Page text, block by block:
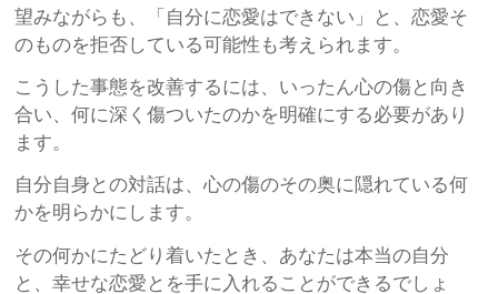
望みながらも、「自分に恋愛はできない」と、恋愛そ
のものを拒否している可能性も考えられます。
こうした事態を改善するには、いったん心の傷と向き
合い、何に深く傷ついたのかを明確にする必要があり
ます。
自分自身との対話は、心の傷のその奥に隠れている何
かを明らかにします。
その何かにたどり着いたとき、あなたは本当の自分
と、幸せな恋愛とを手に入れることができるでしょ